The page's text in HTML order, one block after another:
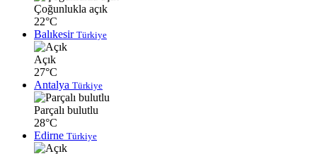
Çoğunlukla açık
22°C
Balıkesir Türkiye
Açık
27°C
Antalya Türkiye
Parçalı bulutlu
28°C
Edirne Türkiye